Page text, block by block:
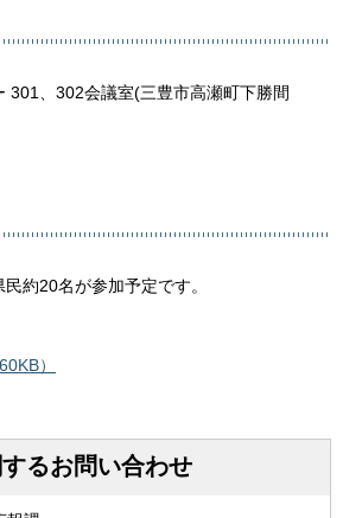
301、302会議室(三豊市高瀬町下勝間
約20名が参加予定です。
）
るお問い合わせ